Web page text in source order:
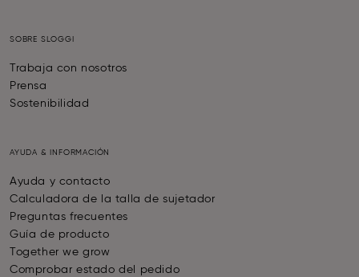
SOBRE SLOGGI
Trabaja con nosotros
Prensa
Sostenibilidad
AYUDA & INFORMACIÓN
Ayuda y contacto
Calculadora de la talla de sujetador
Preguntas frecuentes
Guía de producto
Together we grow
Comprobar estado del pedido